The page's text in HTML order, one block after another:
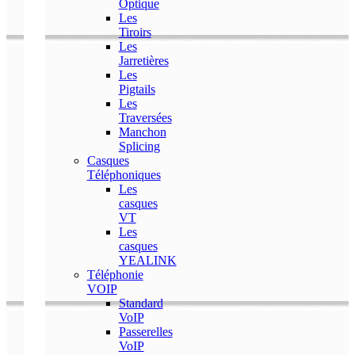
Optique
Les
Tiroirs
Les
Jarretières
Les
Pigtails
Les
Traversées
Manchon
Splicing
Casques
Téléphoniques
Les
casques
VT
Les
casques
YEALINK
Téléphonie
VOIP
Standard
VoIP
Passerelles
VoIP